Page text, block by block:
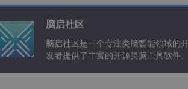
概述
应RBFNN控制学习在目标机器人的结构
器需要一个大规模的神经网络来近似机器
了神经网络的规模，大大减轻了计算负担
该方法的控制精度提高了35倍以上，神经
脑启社区
脑启社区是一个专注类脑智能领域的
发者提供了丰富的开源类脑工具软件